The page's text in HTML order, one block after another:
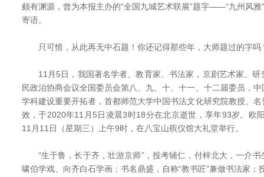
颇有渊源，曾为本报主办的“全国九城艺术联展”题字——“九州风雅
寄语。
只可惜，从此再无中石题！你还记得那些年，大师题过的字吗
11月5日，我国著名学者、教育家、书法家，京剧艺术家、研
民政治协商会议全国委员会第八、九、十、十一、十二届委员，
学科建设重要开拓者，首都师范大学中国书法文化研究院教授、
效，于2020年11月5日凌晨3时18分在北京逝世，享年93岁。欧
11月11日（星期三）上午9时，在八宝山殡仪馆大礼堂举行。
“生于鲁，长于齐，壮游京师”，投考辅仁，付梓北大，一介书
啸伯学戏、向齐白石学画；书名鼎盛，自称“教书匠”兼做书法家；